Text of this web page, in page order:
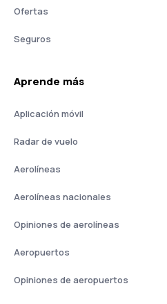
Ofertas
Seguros
Aprende más
Aplicación móvil
Radar de vuelo
Aerolíneas
Aerolíneas nacionales
Opiniones de aerolíneas
Aeropuertos
Opiniones de aeropuertos